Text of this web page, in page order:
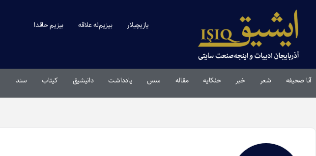
یازیچیلار بیزیم‌له علاقه بیزیم حاقدا
آنا صحیفه شعر خبر حئکایه مقاله‌ سس یادداشت دانیشیق کیتاب سند